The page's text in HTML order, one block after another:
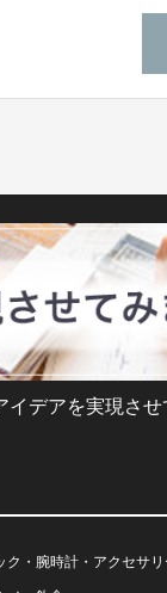
にはたまらないゴ
イデアを実現さ
ク・腕時計・アクセサリ